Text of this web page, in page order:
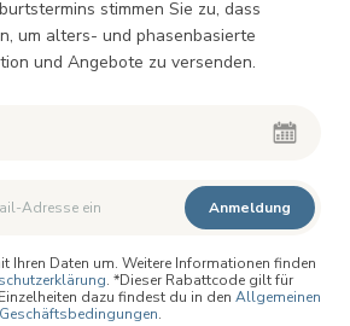
stimmen Sie zu, dass
um alters- und phasenbasierte
und Angebote zu versenden.
Anmeldung
Ihren Daten um. Weitere Informationen finden
. *Dieser Rabattcode gilt für
dazu findest du in den Allgemeinen
Geschäftsbedingungen.